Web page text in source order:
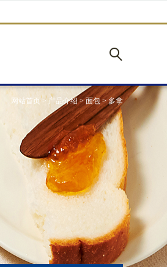
网站首页 >产品介绍>面包>多拿